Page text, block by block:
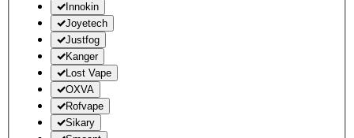
Innokin
Joyetech
Justfog
Kanger
Lost Vape
OXVA
Rofvape
Sikary